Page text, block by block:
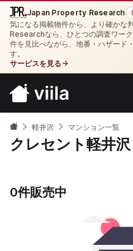
Japan Property Research
気になる掲載物件から、より確か
Researchなら、ひとつの調査ワー
件を見比べながら、地番・ハザード
す。
サービスを見る →
軽井沢 マンション一覧
クレセント軽井沢
0件販売中